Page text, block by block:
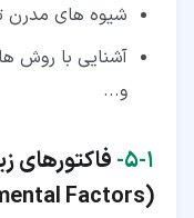
شیوه های مدرن
آشنایی با روش
و...
۱‏-‏۵‏-
(
Factors